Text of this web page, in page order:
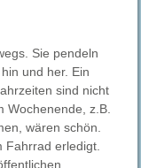
Sie pendeln
und her. Ein
sind nicht
Wochenende, z.B.
wären schön.
Fahrrad erledigt.